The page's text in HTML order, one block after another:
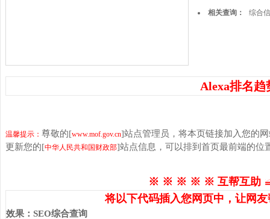
相关查询： 综合
Alexa排名趋
温馨提示： 尊敬的[www.mof.gov.cn]站点管理员，将本页链接加入您的
更新您的[中华人民共和国财政部]站点信息，可以排到首页最前端的位
※ ※ ※ ※ ※ 互帮互助
将以下代码插入您网页中，让网
效果 ： SEO综合查询